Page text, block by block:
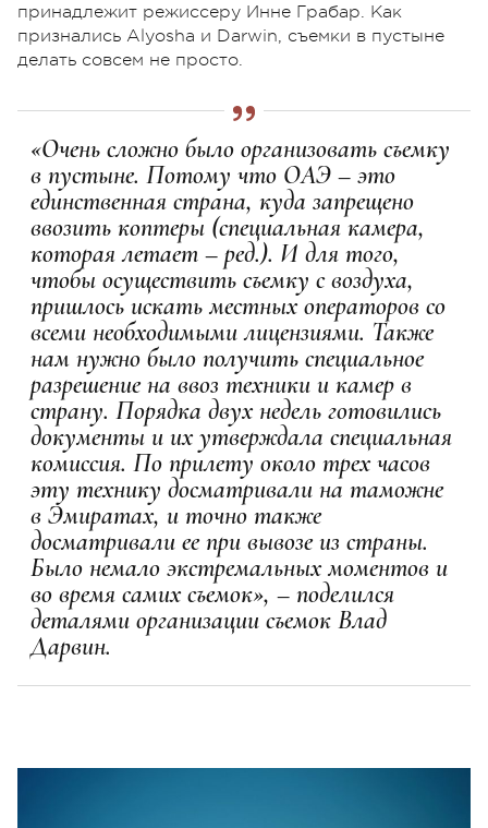
принадлежит режиссеру Инне Грабар. Как
признались Alyosha и Darwin, съемки в пустыне
делать совсем не просто.
«Очень сложно было организовать съемку
в пустыне. Потому что ОАЭ – это
единственная страна, куда запрещено
ввозить коптеры (специальная камера,
которая летает – ред.). И для того,
чтобы осуществить съемку с воздуха,
пришлось искать местных операторов со
всеми необходимыми лицензиями. Также
нам нужно было получить специальное
разрешение на ввоз техники и камер в
страну. Порядка двух недель готовились
документы и их утверждала специальная
комиссия. По прилету около трех часов
эту технику досматривали на таможне
в Эмиратах, и точно также
досматривали ее при вывозе из страны.
Было немало экстремальных моментов и
во время самих съемок», – поделился
деталями организации съемок Влад
Дарвин.